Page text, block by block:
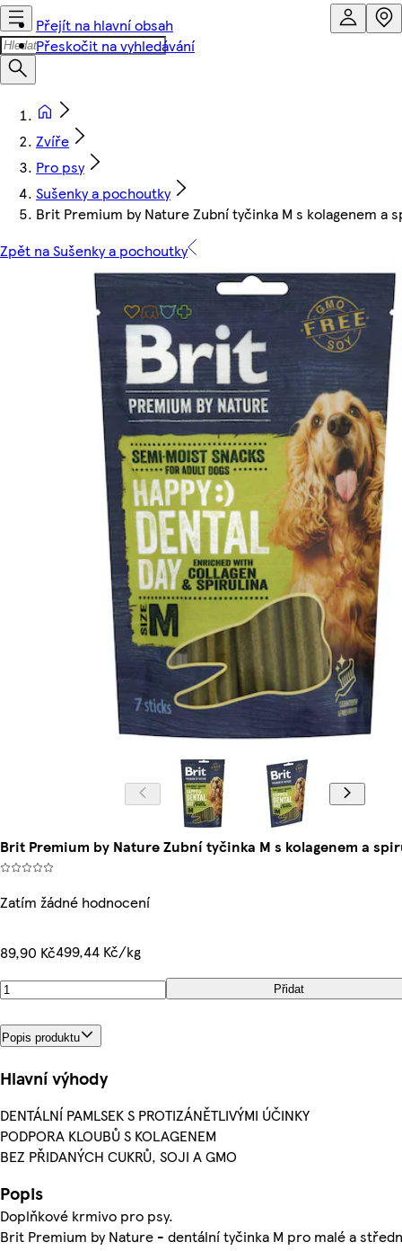
Přejít na hlavní obsah
Přeskočit na vyhledávání
Zvíře
Pro psy
Sušenky a pochoutky
Brit Premium by Nature Zubní tyčinka M s kolagenem a
Zpět na Sušenky a pochoutky
Brit Premium by Nature Zubní tyčinka M s kolagenem a
Zatím žádné hodnocení
89,90 Kč499,44 Kč/kg
Přidat
Popis produktu
Hlavní výhody
DENTÁLNÍ PAMLSEK S PROTIZÁNĚTLIVÝMI ÚČINKY
PODPORA KLOUBŮ S KOLAGENEM
BEZ PŘIDANÝCH CUKRŮ, SOJI A GMO
Popis
Doplňkové krmivo pro psy.
Brit Premium by Nature - dentální tyčinka M pro malé a